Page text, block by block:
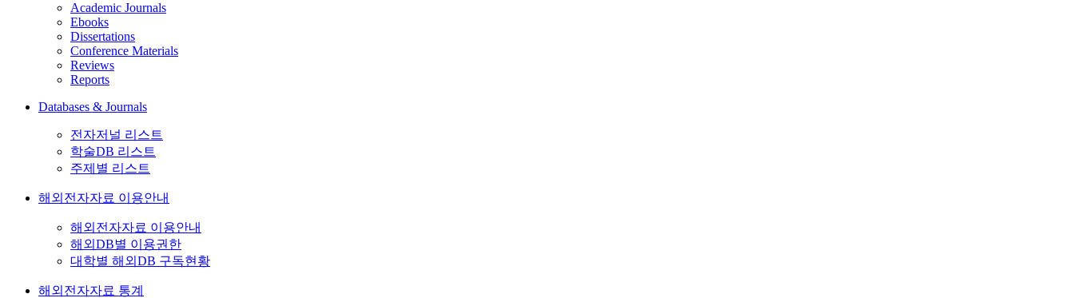
Academic Journals
Ebooks
Dissertations
Conference Materials
Reviews
Reports
Databases & Journals
전자저널 리스트
학술DB 리스트
주제별 리스트
해외전자자료 이용안내
해외전자자료 이용안내
해외DB별 이용권한
대학별 해외DB 구독현황
해외전자자료 통계